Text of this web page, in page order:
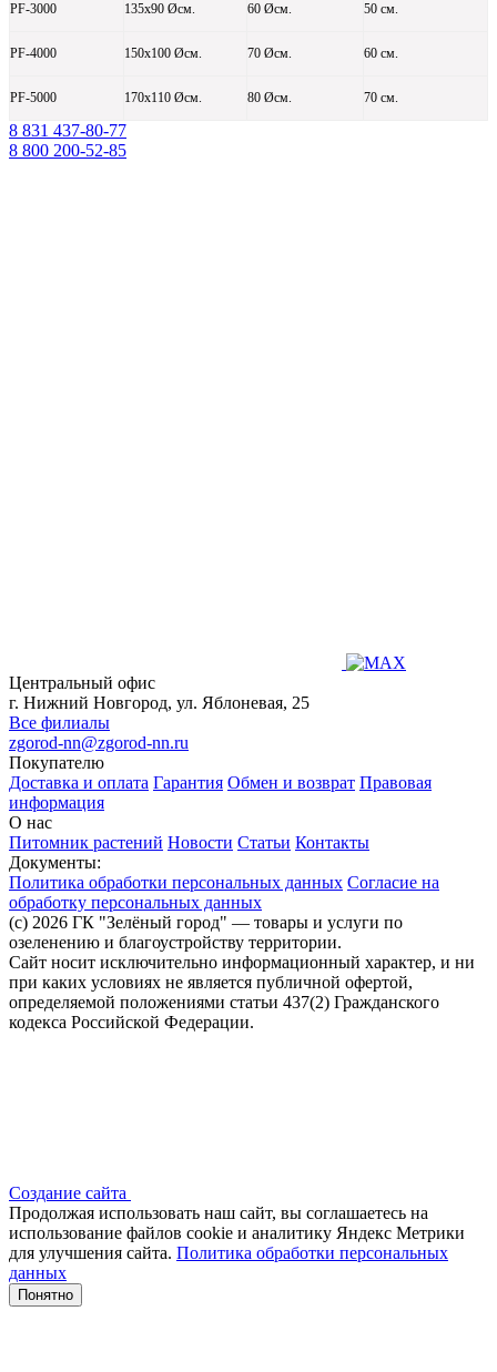
PF-3000 135х90 Øсм. 60 Øсм. 50 см.
PF-4000 150х100 Øсм. 70 Øсм. 60 см.
PF-5000 170х110 Øсм. 80 Øсм. 70 см.
8 831 437-80-77
8 800 200-52-85
Центральный офис
г. Нижний Новгород, ул. Яблоневая, 25
Все филиалы
zgorod-nn@zgorod-nn.ru
Покупателю
Доставка и оплата Гарантия Обмен и возврат Правовая
информация
О нас
Питомник растений Новости Статьи Контакты
Документы:
Политика обработки персональных данных Согласие на
обработку персональных данных
(c) 2026 ГК "Зелёный город" — товары и услуги по
озеленению и благоустройству территории.
Сайт носит исключительно информационный характер, и ни
при каких условиях не является публичной офертой,
определяемой положениями статьи 437(2) Гражданского
кодекса Российской Федерации.
Создание сайта
Продолжая использовать наш сайт, вы соглашаетесь на
использование файлов сооkіе и аналитику Яндекс Метрики
для улучшения сайта. Политика обработки персональных
данных
Понятно